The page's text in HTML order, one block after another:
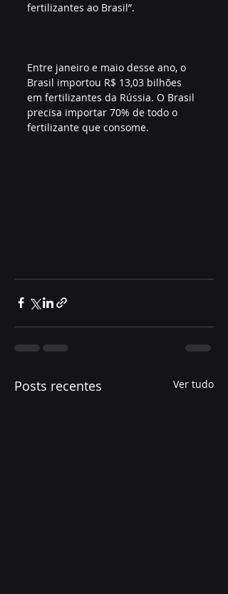
fertilizantes ao Brasil”.
Entre janeiro e maio desse ano, o
Brasil importou R$ 13,03 bilhões
em fertilizantes da Rússia. O Brasil
precisa importar 70% de todo o
fertilizante que consome.
Posts recentes Ver tudo